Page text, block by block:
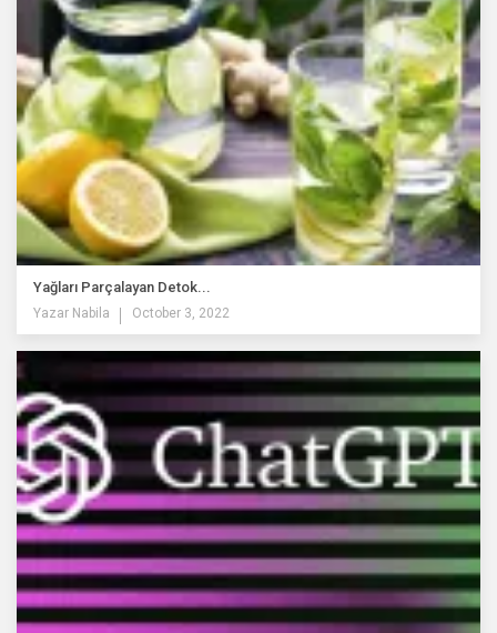
Yağları Parçalayan Detok...
Yazar Nabila October 3, 2022